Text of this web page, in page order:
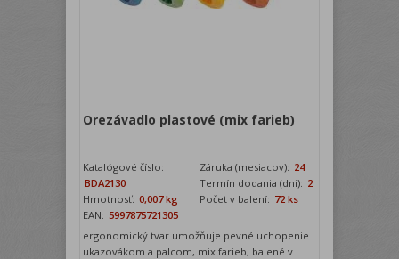
Orezávadlo plastové (mix farieb)
Katalógové číslo:
BDA2130
Záruka (mesiacov): 24
Termín dodania (dni): 2
Hmotnosť: 0,007 kg Počet v balení: 72 ks
EAN: 5997875721305
ergonomický tvar umožňuje pevné uchopenie
ukazovákom a palcom, mix farieb, balené v